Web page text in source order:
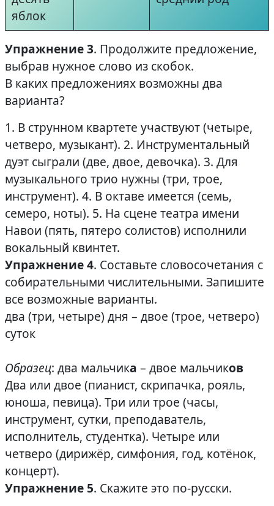
яблок
Упражнение 3. Продолжите предложение,
выбрав нужное слово из скобок.
В каких предложениях возможны два
варианта?
1. В струнном квартете участвуют (четыре,
четверо, музыкант). 2. Инструментальный
дуэт сыграли (две, двое, девочка). 3. Для
музыкального трио нужны (три, трое,
инструмент). 4. В октаве имеется (семь,
семеро, ноты). 5. На сцене театра имени
Навои (пять, пятеро солистов) исполнили
вокальный квинтет.
Упражнение 4. Составьте словосочетания с
собирательными числительными. Запишите
все возможные варианты.
два (три, четыре) дня – двое (трое, четверо)
суток
Образец: два мальчика – двое мальчиков
Два или двое (пианист, скрипачка, рояль,
юноша, певица). Три или трое (часы,
инструмент, сутки, преподаватель,
исполнитель, студентка). Четыре или
четверо (дирижёр, симфония, год, котёнок,
концерт).
Упражнение 5. Скажите это по-русски.